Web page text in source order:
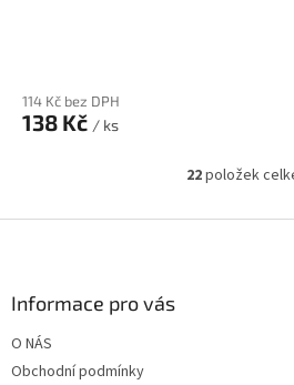
114 Kč bez DPH
138 Kč / ks
O
l
22položek
Informace pro vás
O NÁS
Obchodní podmínky